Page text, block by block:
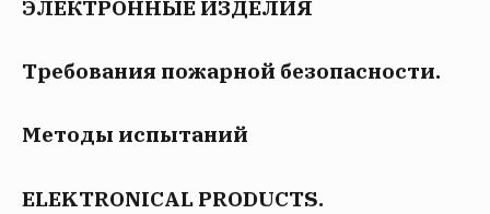
ЭЛЕКТРОННЫЕ ИЗДЕЛИЯ
Требования пожарной безопасности.
Методы испытаний
ELEKTRONICAL PRODUCTS.